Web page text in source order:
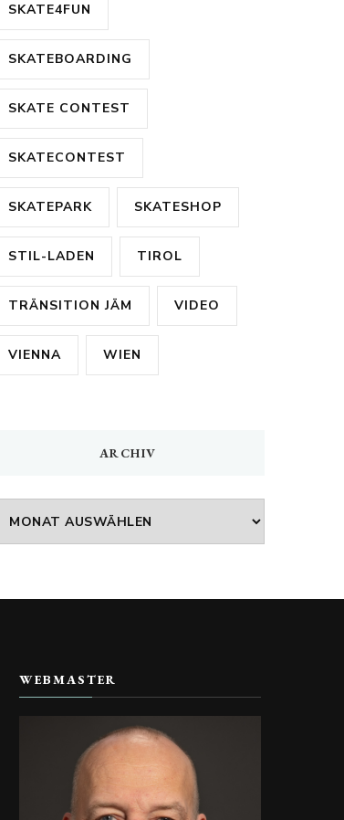
SKATE4FUN
SKATEBOARDING
SKATE CONTEST
SKATECONTEST
SKATEPARK SKATESHOP
STIL-LADEN TIROL
TRÄNSITION JÄM VIDEO
VIENNA WIEN
ARCHIV
Archiv
WEBMASTER